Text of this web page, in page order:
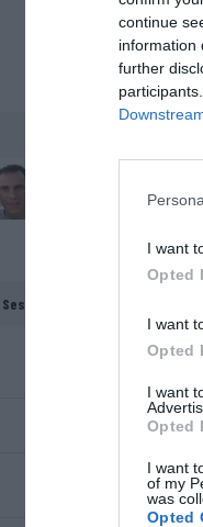
continue
information
further
I want
Opted
I want
Opted
I want
Opted
I want
of my
was
Opted
- Sesimbra
1-0 André